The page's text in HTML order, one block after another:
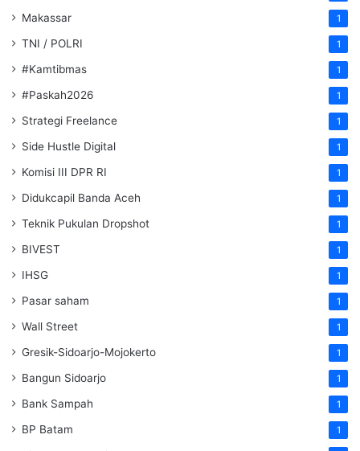
Makassar 1
TNI / POLRI 1
#Kamtibmas 1
#Paskah2026 1
Strategi Freelance 1
Side Hustle Digital 1
Komisi III DPR RI 1
Didukcapil Banda Aceh 1
Teknik Pukulan Dropshot 1
BIVEST 1
IHSG 1
Pasar saham 1
Wall Street 1
Gresik-Sidoarjo-Mojokerto 1
Bangun Sidoarjo 1
Bank Sampah 1
BP Batam 1